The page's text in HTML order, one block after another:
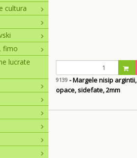
cultura
fimo
lucrate
9139- Margele nisip argintii,
opace, sidefate, 2mm